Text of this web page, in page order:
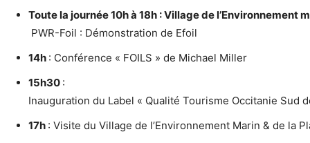
Toute la journée 10h à 18h : Village de l’Environnement
PWR-Foil : Démonstration de Efoil
14h : Conférence « FOILS » de Michael Miller
15h30 :
Inauguration du Label « Qualité Tourisme Occitanie Sud
17h : Visite du Village de l’Environnement Marin & de la